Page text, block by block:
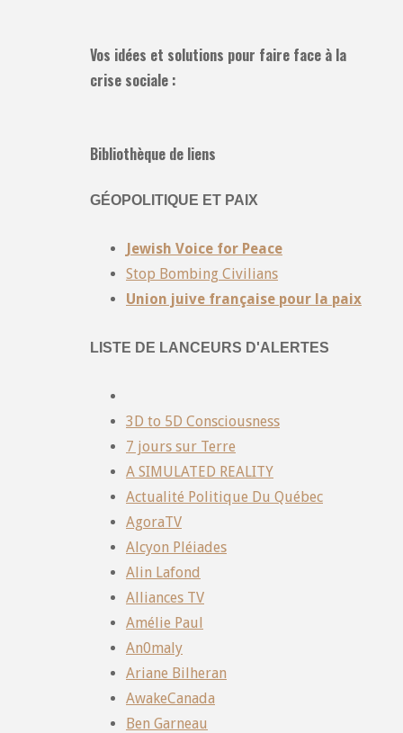
Vos idées et solutions pour faire face à la
crise sociale :
Bibliothèque de liens
GÉOPOLITIQUE ET PAIX
Jewish Voice for Peace
Stop Bombing Civilians
Union juive française pour la paix
LISTE DE LANCEURS D'ALERTES
3D to 5D Consciousness
7 jours sur Terre
A SIMULATED REALITY
Actualité Politique Du Québec
AgoraTV
Alcyon Pléiades
Alin Lafond
Alliances TV
Amélie Paul
An0maly
Ariane Bilheran
AwakeCanada
Ben Garneau